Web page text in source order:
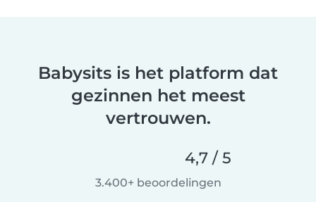
Babysits is het platform dat
gezinnen het meest
vertrouwen.
4,7 / 5
3.400+ beoordelingen